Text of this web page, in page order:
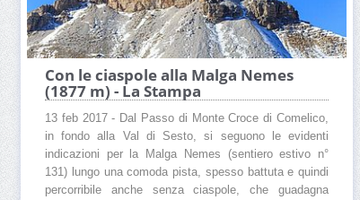
Con le ciaspole alla Malga Nemes
(1877 m) - La Stampa
13 feb 2017 - Dal Passo di Monte Croce di Comelico,
in fondo alla Val di Sesto, si seguono le evidenti
indicazioni per la Malga Nemes (sentiero estivo n°
131) lungo una comoda pista, spesso battuta e quindi
percorribile anche senza ciaspole, che guadagna